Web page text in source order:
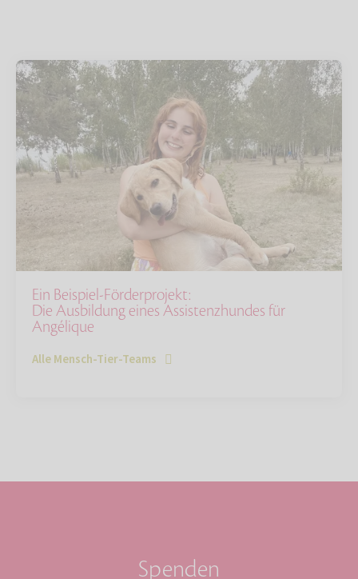
Ein Beispiel-Förderprojekt:
Die Ausbildung eines Assistenzhundes für
Angélique
Alle Mensch-Tier-Teams
Spenden